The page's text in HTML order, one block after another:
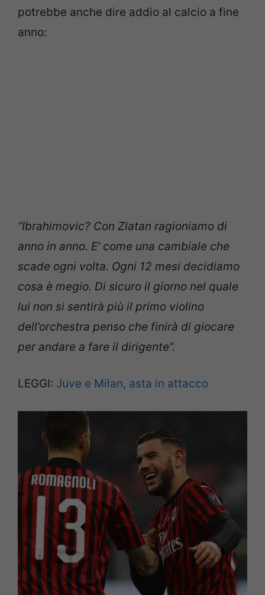
potrebbe anche dire addio al calcio a fine
anno:
“Ibrahimovic? Con Zlatan ragioniamo di
anno in anno. E’ come una cambiale che
scade ogni volta. Ogni 12 mesi decidiamo
cosa è megio. Di sicuro il giorno nel quale
lui non si sentirà più il primo violino
dell’orchestra penso che finirà di giocare
per andare a fare il dirigente”.
LEGGI: Juve e Milan, asta in attacco